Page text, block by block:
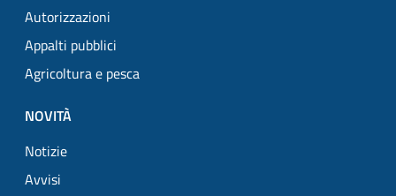
Autorizzazioni
Appalti pubblici
Agricoltura e pesca
NOVITÀ
Notizie
Avvisi